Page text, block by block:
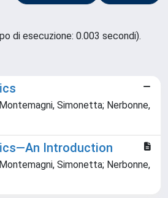
di esecuzione: 0.003 secondi).
Simonetta; Nerbonne,
Introduction
Simonetta; Nerbonne,